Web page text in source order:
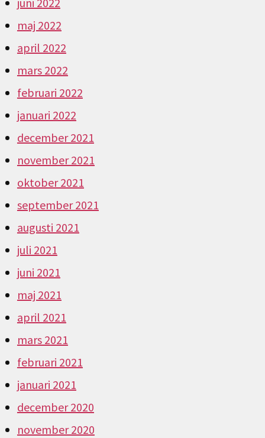
maj 2022
april 2022
mars 2022
februari 2022
januari 2022
december 2021
november 2021
oktober 2021
september 2021
augusti 2021
juli 2021
juni 2021
maj 2021
april 2021
mars 2021
februari 2021
januari 2021
december 2020
november 2020